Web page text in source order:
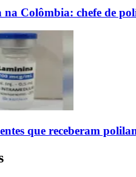
na Colômbia: chefe de
que receberam